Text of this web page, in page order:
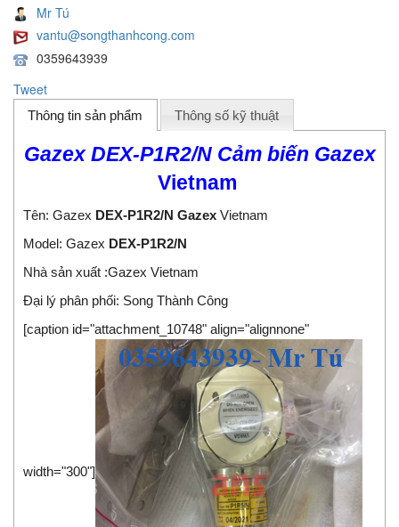
Mr Tú
vantu@songthanhcong.com
0359643939
Tweet
Thông tin sản phẩm Thông số kỹ thuật
Gazex DEX-P1R2/N Cảm biến Gazex
Vietnam
Tên: Gazex DEX-P1R2/N Gazex Vietnam
Model: Gazex DEX-P1R2/N
Nhà sản xuất :Gazex Vietnam
Đại lý phân phối: Song Thành Công
[caption id="attachment_10748" align="alignnone"
width="300"]